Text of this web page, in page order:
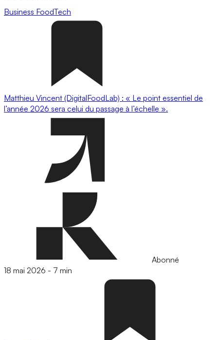
Business FoodTech
Matthieu Vincent (DigitalFoodLab) : « Le point essentiel de
l’année 2026 sera celui du passage à l’échelle ».
Abonné
18 mai 2026 - 7 min